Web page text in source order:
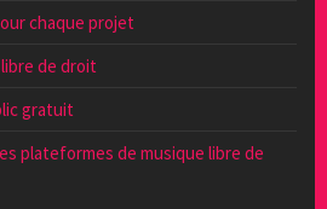
chaque projet
de droit
gratuit
plateformes de musique libre de